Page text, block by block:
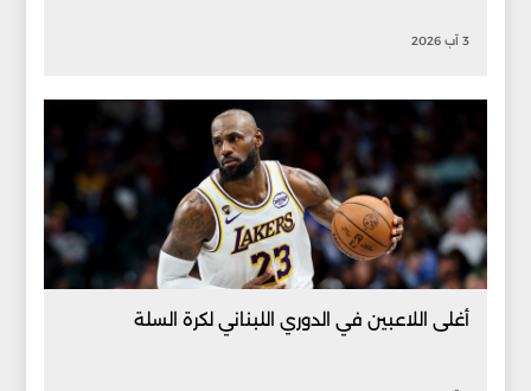
3 آب 2026
أغلى اللاعبين في الدوري اللبناني لكرة السلة